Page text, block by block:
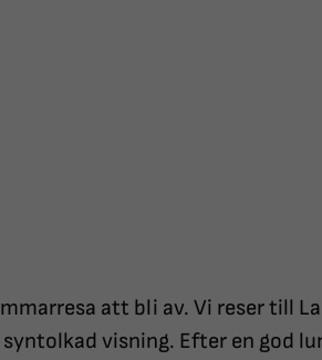
att bli av. Vi reser till
visning. Efter en god